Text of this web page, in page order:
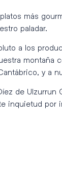
más
paladar.
a los
montaña
y a
de
inquietud